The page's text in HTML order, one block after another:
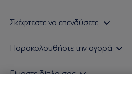
Σκέφτεστε να επενδύσετε;
Τιμολογιακή Πολιτική
Παρακολουθήστε την αγορά
Είμαστε δίπλα σας